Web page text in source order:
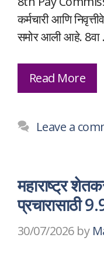
कर्मचारी आणि
समोर आली आहे.
Read More
Leave a
महाराष्ट्र
प्रचारासाठी
30/07/2026 by